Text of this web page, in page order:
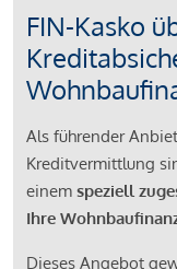
FIN-Kasko
Als führender
Kreditvermittlung
einem speziell
Ihre
Dieses Angebot